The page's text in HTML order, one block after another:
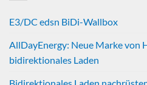
E3/DC edsn BiDi-Wallbox
AllDayEnergy: Neue Marke von
bidirektionales Laden
Bidirektionales Laden